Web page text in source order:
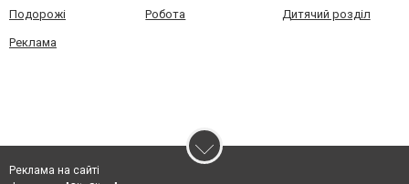
Подорожі Робота Дитячий розділ
Реклама
Реклама на сайті